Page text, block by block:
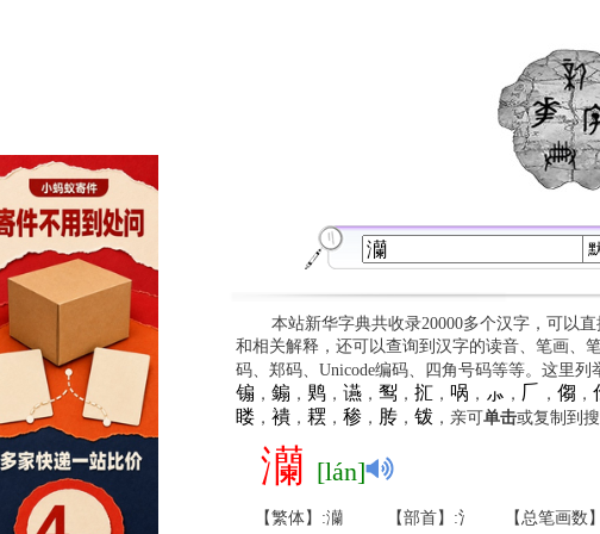
本站新华字典共收录20000多个汉字，可以
和相关解释，还可以查询到汉字的读音、笔画、
码、郑码、Unicode编码、四角号码等等。这里列
䦂 ， 䥇 ， 䴗， 䜩， 䴕， 㧟 ， 㖞 ， ⺗ ， 𠂆 ， 㑳 ，
䁖， 䙡， 䎬 ， 䅟， 䏝， 䥽，亲可单击或复制到
灡 [lán]
【繁体】:灡 【部首】:氵 【总笔画数